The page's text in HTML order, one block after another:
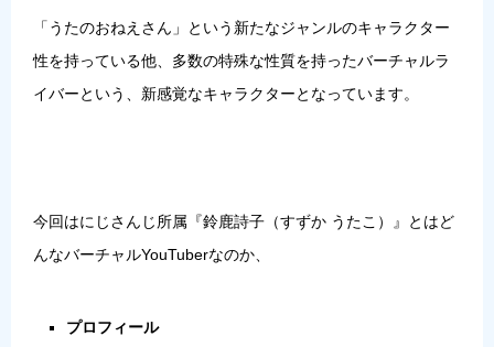
「うたのおねえさん」という新たなジャンルのキャラクター
性を持っている他、多数の特殊な性質を持ったバーチャルラ
イバーという、新感覚なキャラクターとなっています。
今回はにじさんじ所属『鈴鹿詩子（すずか うたこ）』とはど
んなバーチャルYouTuberなのか、
プロフィール